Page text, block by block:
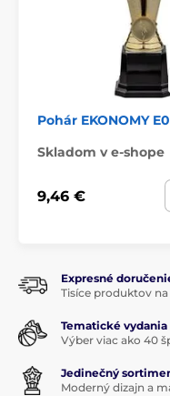
Pohár EKONOMY
Skladom v e-shope
9,46 €
Expresné
Tisíce produktov na
Tematické vydania
Výber viac ako 40
Jedinečný
Moderný dizajn a